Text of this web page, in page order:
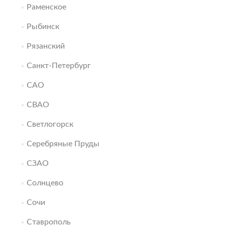
Раменское
Рыбинск
Рязанский
Санкт-Петербург
САО
СВАО
Светлогорск
Серебряные Пруды
СЗАО
Солнцево
Сочи
Ставрополь